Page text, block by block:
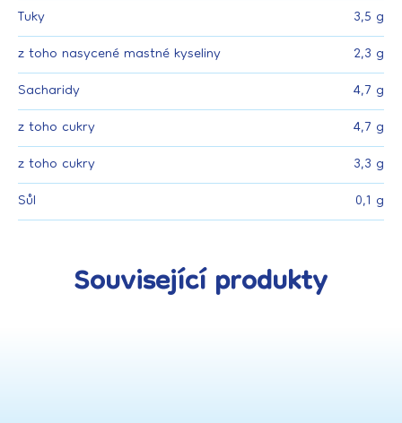
Tuky
3,5 g
z toho nasycené mastné kyseliny
2,3 g
Sacharidy
4,7 g
z toho cukry
4,7 g
z toho cukry
3,3 g
Sůl
0,1 g
Související produkty